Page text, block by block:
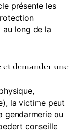
présente les
au long de la
et demander une
la victime peut
gendarmerie ou
conseille